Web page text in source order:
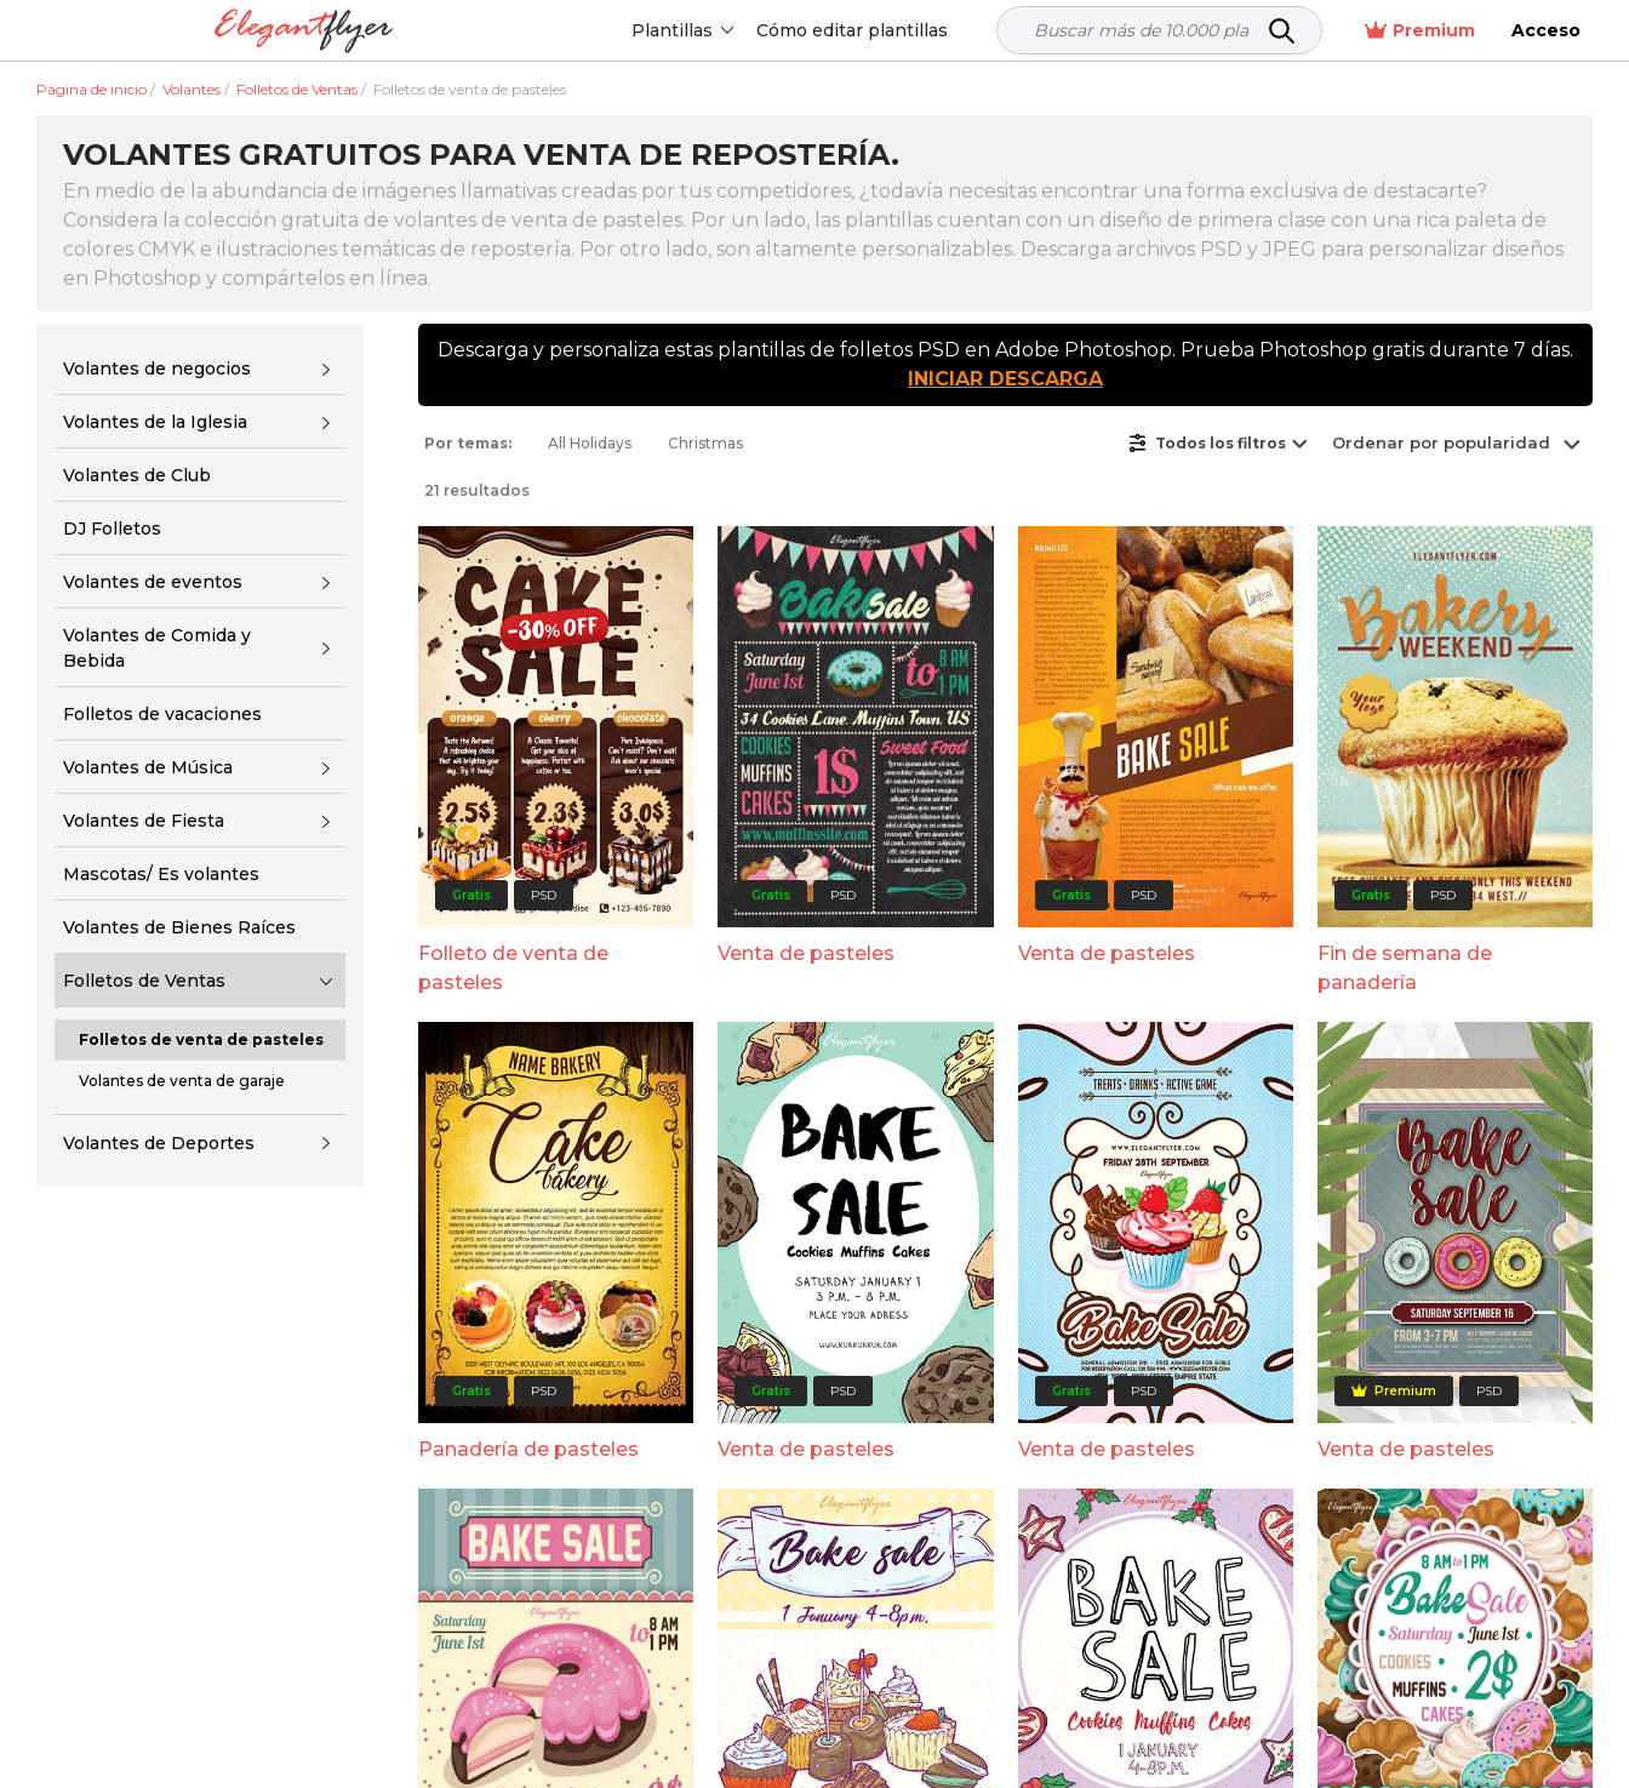
Plantillas Cómo editar plantillas Premium Acceso
Página de inicio / Volantes / Folletos de Ventas / Folletos de venta de pasteles
VOLANTES GRATUITOS PARA VENTA DE REPOSTERÍA.
En medio de la abundancia de imágenes llamativas creadas por tus competidores, ¿todavía necesitas encontrar una forma exclusiva de destacarte?
Considera la colección gratuita de volantes de venta de pasteles. Por un lado, las plantillas cuentan con un diseño de primera clase con una rica paleta de
colores CMYK e ilustraciones temáticas de repostería. Por otro lado, son altamente personalizables. Descarga archivos PSD y JPEG para personalizar diseños
en Photoshop y compártelos en línea.
Volantes de negocios
Volantes de la Iglesia
Volantes de Club
DJ Folletos
Volantes de eventos
Volantes de Comida y
Bebida
Folletos de vacaciones
Volantes de Música
Volantes de Fiesta
Mascotas/ Es volantes
Volantes de Bienes Raíces
Folletos de Ventas
Folletos de venta de pasteles
Volantes de venta de garaje
Volantes de Deportes
Descarga y personaliza estas plantillas de folletos PSD en Adobe Photoshop. Prueba Photoshop gratis durante 7 días.
INICIAR DESCARGA
Por temas: All Holidays Christmas Todos los filtros Ordenar por popularidad
21 resultados
Gratis PSD
Folleto de venta de
pasteles
Gratis PSD
Venta de pasteles
Gratis PSD
Venta de pasteles
Gratis PSD
Fin de semana de
panadería
Gratis PSD
Panadería de pasteles
Gratis PSD
Venta de pasteles
Gratis PSD
Venta de pasteles
Premium PSD
Venta de pasteles